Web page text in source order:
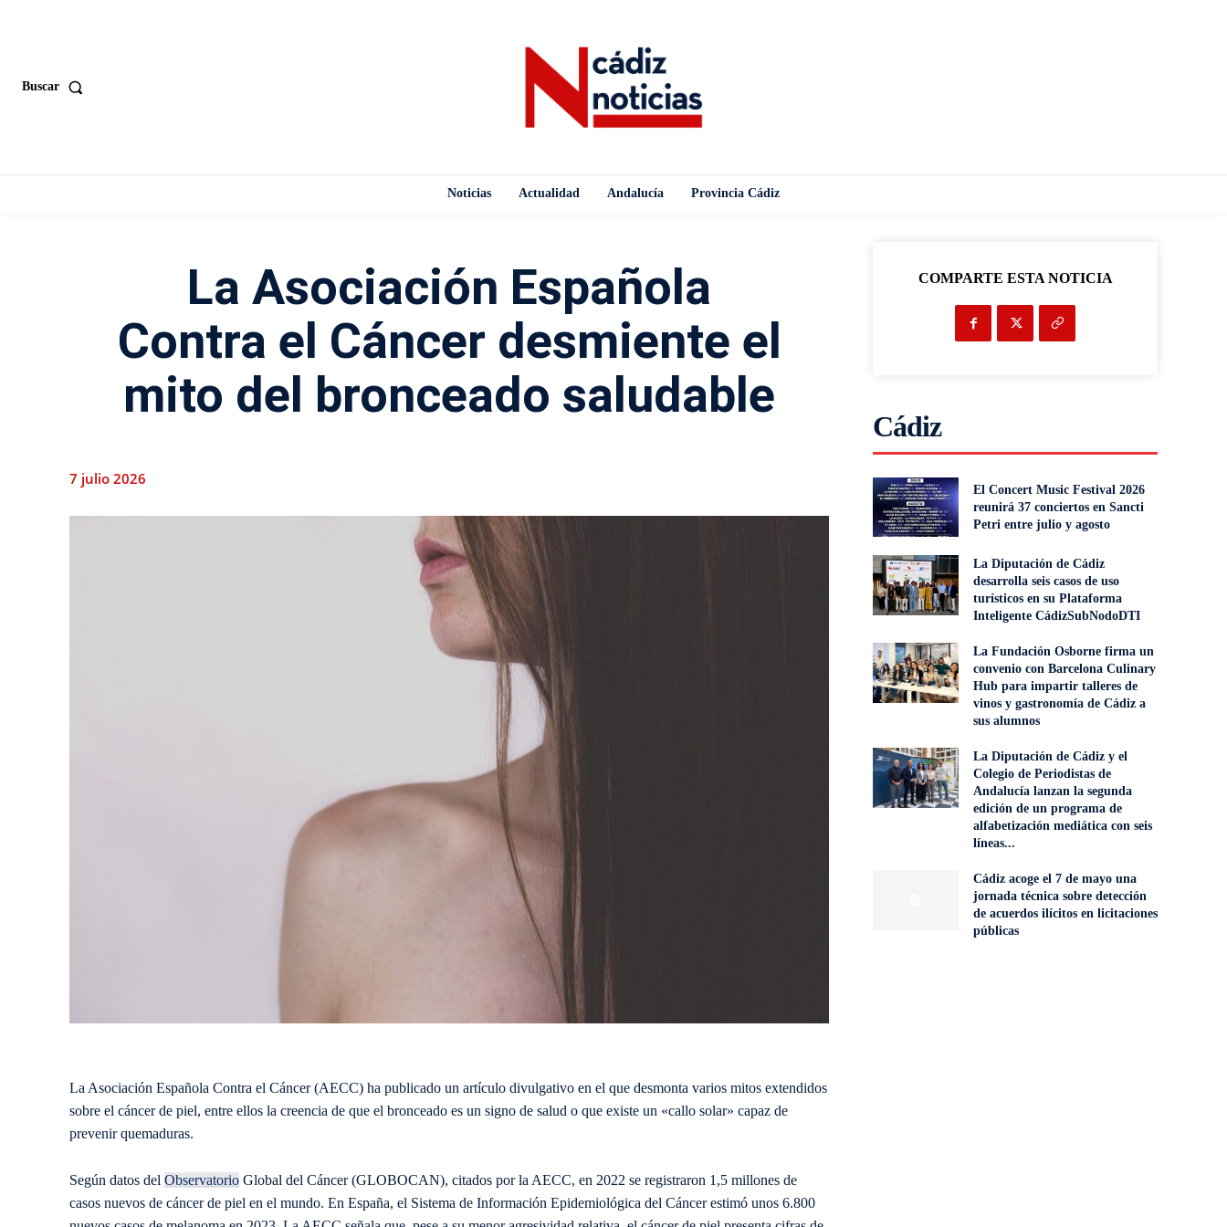
Buscar
Noticias Actualidad Andalucía Provincia Cádiz
La Asociación Española
Contra el Cáncer desmiente el
mito del bronceado saludable
7 julio 2026
La Asociación Española Contra el Cáncer (AECC) ha publicado un artículo divulgativo en el que desmonta varios mitos extendidos
sobre el cáncer de piel, entre ellos la creencia de que el bronceado es un signo de salud o que existe un «callo solar» capaz de
prevenir quemaduras.
Según datos del Observatorio Global del Cáncer (GLOBOCAN), citados por la AECC, en 2022 se registraron 1,5 millones de
casos nuevos de cáncer de piel en el mundo. En España, el Sistema de Información Epidemiológica del Cáncer estimó unos 6.800
COMPARTE ESTA NOTICIA
Cádiz
El Concert Music Festival 2026
reunirá 37 conciertos en Sancti
Petri entre julio y agosto
La Diputación de Cádiz
desarrolla seis casos de uso
turísticos en su Plataforma
Inteligente CádizSubNodoDTI
La Fundación Osborne firma un
convenio con Barcelona Culinary
Hub para impartir talleres de
vinos y gastronomía de Cádiz a
sus alumnos
La Diputación de Cádiz y el
Colegio de Periodistas de
Andalucía lanzan la segunda
edición de un programa de
alfabetización mediática con seis
líneas...
Cádiz acoge el 7 de mayo una
jornada técnica sobre detección
de acuerdos ilícitos en licitaciones
públicas